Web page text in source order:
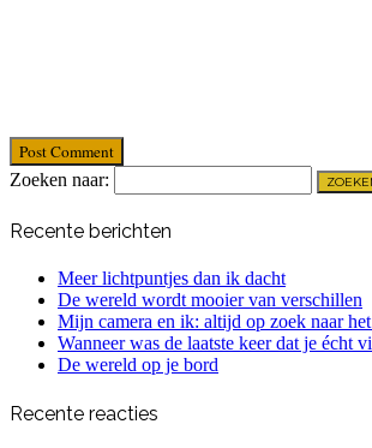
Post Comment
Zoeken naar:
Recente berichten
Meer lichtpuntjes dan ik dacht
De wereld wordt mooier van verschillen
Mijn camera en ik: altijd op zoek naar
Wanneer was de laatste keer dat je écht
De wereld op je bord
Recente reacties